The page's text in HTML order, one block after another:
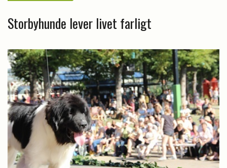
Storbyhunde lever livet farligt